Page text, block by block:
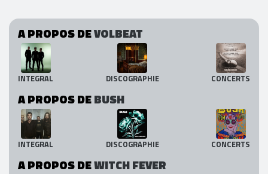
A PROPOS DEVOLBEAT
INTEGRAL DISCOGRAPHIE CONCERTS
A PROPOS DEBUSH
INTEGRAL DISCOGRAPHIE CONCERTS
A PROPOS DEWITCH FEVER